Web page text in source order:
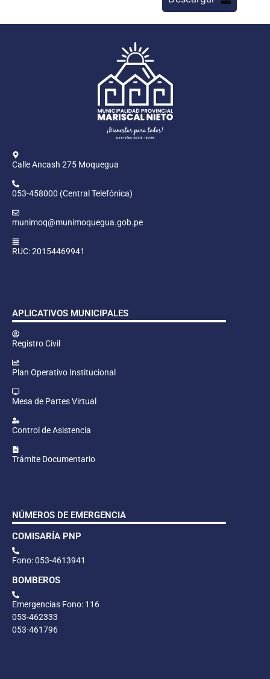
Calle Ancash 275 Moquegua
053-458000 (Central Telefónica)
munimoq@munimoquegua.gob.pe
RUC: 20154469941
APLICATIVOS MUNICIPALES
Registro Civil
Plan Operativo Institucional
Mesa de Partes Virtual
Control de Asistencia
Trámite Documentario
NÚMEROS DE EMERGENCIA
COMISARÍA PNP
Fono: 053-4613941
BOMBEROS
Emergencias Fono: 116
053-462333
053-461796